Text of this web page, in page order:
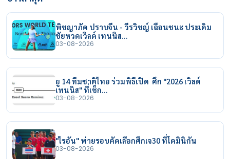
พิชญาภัค ปราบจีน - วีรวิชญ์ เฉือนชนะ ประเดิม
ชัยหวดเวิลด์ เทนนิส…
03-08-2026
ยู 14 ทีมชาติไทย ร่วมพิธีเปิด ศึก "2026 เวิลด์
เทนนิส" ที่เช็ก…
03-08-2026
"ไรอัน" พ่ายรอบคัดเลือกศึกเจ30 ที่โดมินิกัน
03-08-2026